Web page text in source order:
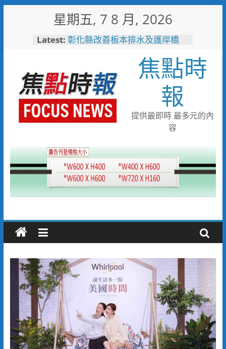
星期五, 7 8 月, 2026
Latest: 彰化縣改善板本排水及護岸橋
小米之家進駐高雄義享時尚廣
場 父親節開幕祭三重超狂優惠
少子化時代的地方解方！彰化市
未婚聯誼6年促成10對佳偶
彰化縣長參選人魏平政率議員團
隊攜手造勢 盼翻轉彰化打造新
局
敲敲門讓愛傳進門 彰化縣獨居
焦點時
報
提供最即時 最多元的內
容